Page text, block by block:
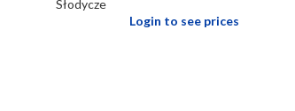
Słodycze
Login to see prices